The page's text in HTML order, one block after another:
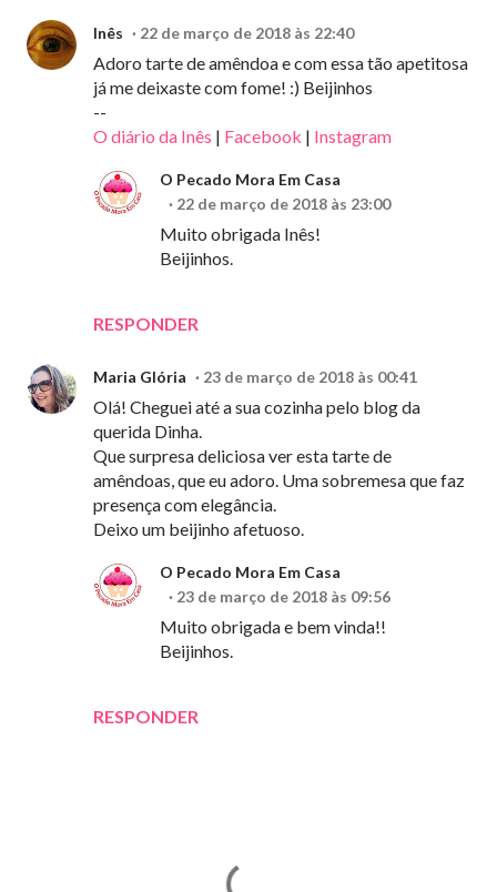
Inês 22 de março de 2018 às 22:40
Adoro tarte de amêndoa e com essa tão apetitosa
já me deixaste com fome! :) Beijinhos
--
O diário da Inês | Facebook | Instagram
RESPONDER
O Pecado Mora Em Casa
22 de março de 2018 às 23:00
Muito obrigada Inês!
Beijinhos.
Maria Glória 23 de março de 2018 às 00:41
Olá! Cheguei até a sua cozinha pelo blog da
querida Dinha.
Que surpresa deliciosa ver esta tarte de
amêndoas, que eu adoro. Uma sobremesa que faz
presença com elegância.
Deixo um beijinho afetuoso.
RESPONDER
O Pecado Mora Em Casa
23 de março de 2018 às 09:56
Muito obrigada e bem vinda!!
Beijinhos.